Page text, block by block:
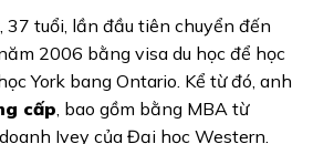
37 tuổi, lần đầu tiên chuyển đến
2006 bằng visa du học để học
York bang Ontario. Kể từ đó, anh
cấp, bao gồm bằng MBA từ
Ivey của Đại học Western.